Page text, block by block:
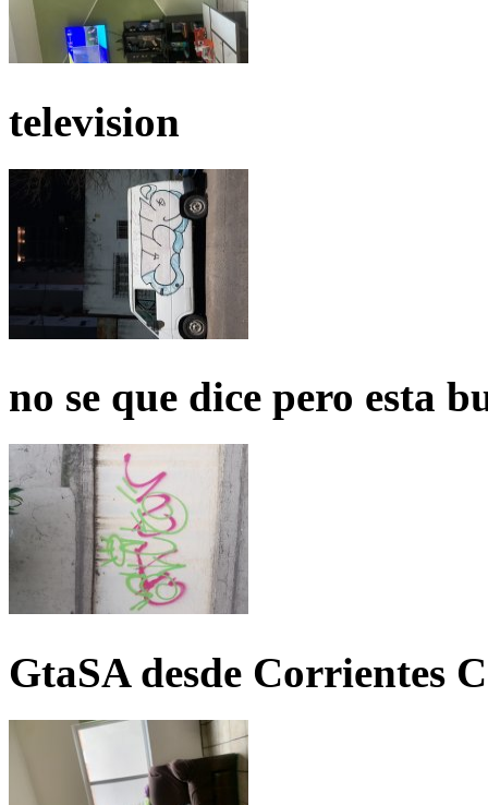
television
no se que dice pero esta
GtaSA desde Corrientes